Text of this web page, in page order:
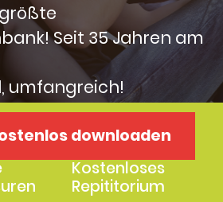
Seit 35 Jahren am
umfangreich!
downloaden
2. Examen
Kostenloses
Repititorium